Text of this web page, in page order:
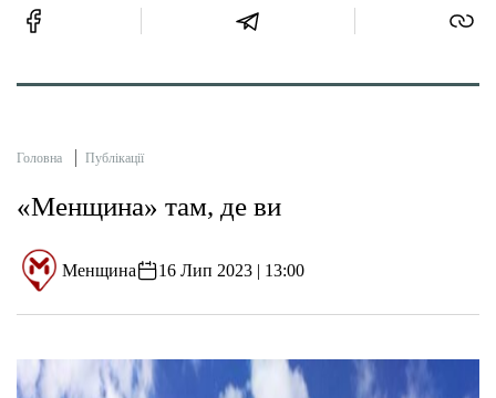
Головна Публікації
«Менщина» там, де ви
Менщина 16 Лип 2023 | 13:00